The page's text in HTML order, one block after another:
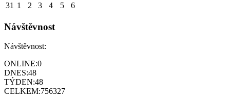
31 1 2 3 4 5 6
Návštěvnost
Návštěvnost:
ONLINE:0
DNES:48
TÝDEN:48
CELKEM:756327